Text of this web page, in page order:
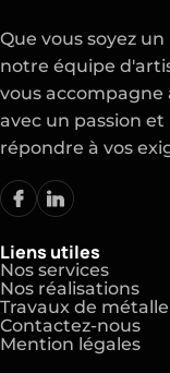
Que vous soyez
notre équipe
vous
avec un passion
répondre à vos
Liens utiles
Nos services
Nos réalisations
Travaux de
Contactez-nous
Mention légales